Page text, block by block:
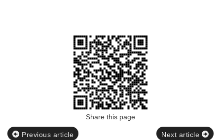
Share this page
Previous article
Next article